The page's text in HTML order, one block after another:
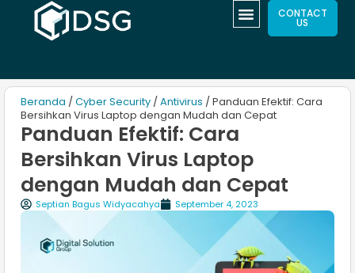
CONTACT
US
Beranda / Cyber Security / Antivirus / Panduan Efektif: Cara
Bersihkan Virus Laptop dengan Mudah dan Cepat
Panduan Efektif: Cara
Bersihkan Virus Laptop
dengan Mudah dan Cepat
Septian Bagus Widyacahya September 4, 2023